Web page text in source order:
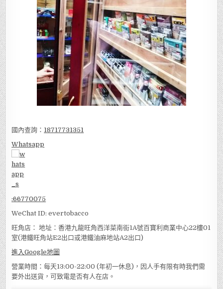
國內查詢： 18717731351
Whatsapp
:66770075
WeChat ID: evertobacco
旺角店： 地址：香港九龍旺角西洋菜南街1A號百寶利商業中心22樓01
室(港鐵旺角站E2出口或港鐵油麻地站A2出口)
進入Google地圖
營業時間：每天13:00-22:00 (年初一休息)，因人手有限有時我們需
要外出送貨，可致電是否有人在店。